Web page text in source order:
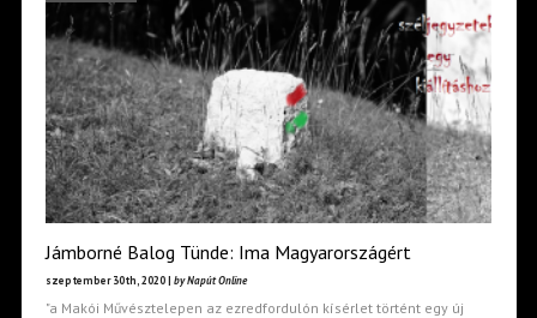
Jámborné Balog Tünde: Ima Magyarországért
szeptember 30th, 2020 | by Napút Online
"a Makói Művésztelepen az ezredfordulón kísérlet történt egy új